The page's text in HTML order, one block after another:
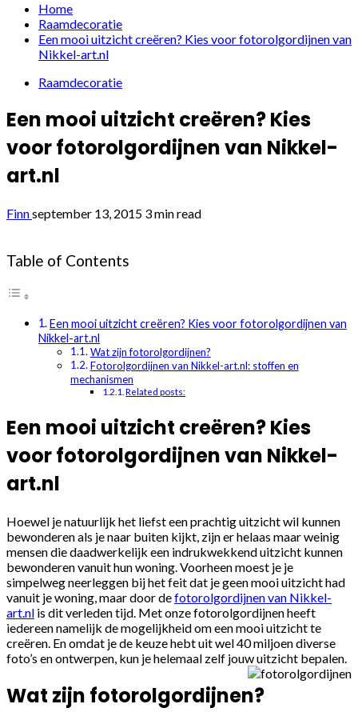
Home
Raamdecoratie
Een mooi uitzicht creëren? Kies voor fotorolgordijnen van
Nikkel-art.nl
Raamdecoratie
Een mooi uitzicht creëren? Kies
voor fotorolgordijnen van Nikkel-
art.nl
Finnseptember 13, 2015 3 min read
Table of Contents
Een mooi uitzicht creëren? Kies voor fotorolgordijnen van
Nikkel-art.nl
Wat zijn fotorolgordijnen?
Fotorolgordijnen van Nikkel-art.nl: stoffen en
mechanismen
Related posts:
Een mooi uitzicht creëren? Kies
voor fotorolgordijnen van Nikkel-
art.nl
Hoewel je natuurlijk het liefst een prachtig uitzicht wil kunnen
bewonderen als je naar buiten kijkt, zijn er helaas maar weinig
mensen die daadwerkelijk een indrukwekkend uitzicht kunnen
bewonderen vanuit hun woning. Voorheen moest je je
simpelweg neerleggen bij het feit dat je geen mooi uitzicht had
vanuit je woning, maar door defotorolgordijnen van Nikkel-
art.nl is dit verleden tijd. Met onze fotorolgordijnen heeft
iedereen namelijk de mogelijkheid om een mooi uitzicht te
creëren. En omdat je de keuze hebt uit wel 40 miljoen diverse
foto’s en ontwerpen, kun je helemaal zelf jouw uitzicht bepalen.
Wat zijn fotorolgordijnen?